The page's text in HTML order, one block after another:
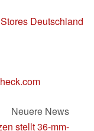
Deutschland
Neuere News
stellt 36-mm-